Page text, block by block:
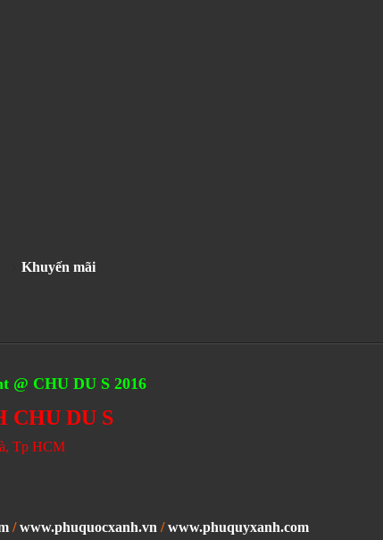
Khuyến mãi
@ CHU DU S 2016
CHU DU S
Tp HCM
/www.phuquocxanh.vn /www.phuquyxanh.com